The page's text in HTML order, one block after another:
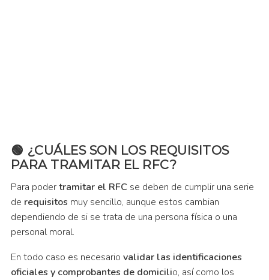
¿CUÁLES SON LOS REQUISITOS
PARA TRAMITAR EL RFC?
Para podertramitar el RFC se deben de cumplir una serie
de requisitos muy sencillo, aunque estos cambian
dependiendo de si se trata de una persona física o una
personal moral.
En todo caso es necesario validar las identificaciones
oficiales y comprobantes de domicilio, así como los